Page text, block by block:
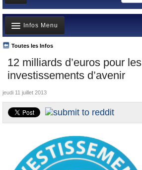
Page d'accueil
Infos
Gouvernement
Ministères/Directions
Blog
Elections européennes
12 milliards d’euros pour les
investissements d’avenir
Toutes les Infos
Infos Menu
A la Une
Polémiques
La France et le Monde
Nominations et Démissions
Elections européennes
Infos insolites
jeudi 11 juillet 2013